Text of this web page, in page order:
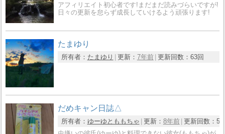
アフィリエイト初心者です!まだまだ読みづらいですが!
日々の更新を怠らず成長していけるよう頑張ります!
たまゆり
所有者： たまゆり 更新： 7年前 更新回数： 63回
だめキャン日誌△
所有者： ゆーゆとももちゃ 更新： 8年前 更新回数： 5